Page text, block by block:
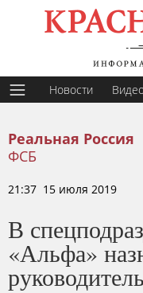
Новости
Реальная Россия
ФСБ
21:37 15 июля 2019
В
«Альфа»
руководитель